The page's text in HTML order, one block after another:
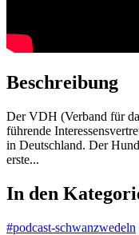
Beschreibung
Der VDH (Verband für
führende
in Deutschland. Der
erste...
In den
#podcast-schwanzwedeln